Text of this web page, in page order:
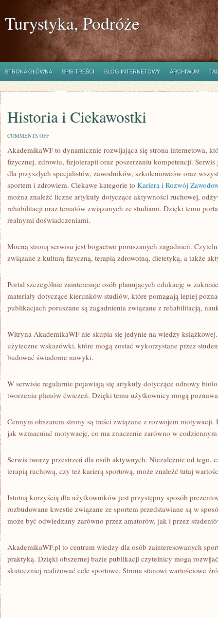
Turystyka, Podróże
STRONA GŁÓWNA SPIS TREŚCI BLOG INTERNETOWY ARCHIWUM
Historia i Ciekawostki
COMMENTS OFFON
I
CIEKAWOSTKI
AkademikaWF to dynamicznie rozwijająca się strona internetowa,
fizycznej, zdrowiu, fizjoterapii oraz poszerzaniu kompetencji. Serwis
dla przyszłych specjalistów, zawodników, szkoleniowców oraz
sportem i zdrowiem. Ciekawe kategorie to Kariera i Rozwój
można znaleźć liczne artykuły dotyczące aktywności ruchowej,
rehabilitacji oraz tematów związanych ze studiami. Dzięki temu
realnymi doświadczeniami.
Mocną stroną serwisu jest bogactwo poruszanych zagadnień.
związane z kulturą fizyczną, terapią zdrowotną, dietetyką, a także
Portal szczególnie zainteresuje osób planujących edukację w
materiały dotyczące kierunków studiów, które pomagają lepiej
publikacjach poruszane są zagadnienia związane z rehabilitacją,
Witryna AkademikaWF nie skupia się jedynie na wiedzy
użyteczne wskazówki, które mogą zostać wykorzystane przez
budować świadome nawyki.
W serwisie regularnie pojawiają się artykuły dotyczące odnowy
tworzeniu planów ćwiczeń. Dzięki temu użytkownicy mogą
Cennym obszarem strony są treści związane z rozwojem
jak wzmacniać motywację, co ma znaczenie zarówno w
Serwis tworzy przestrzeń dla osób aktywnych. Niezależnie od tego,
terapią ruchową, czy też karierą sportową, może znaleźć tutaj
Istotną korzyścią dla użytkowników jest przystępny sposób
rozbudowane kwestie związane ze sportem przedstawiane są w
może być odwiedzany zarówno przez amatorów, jak i przez
AkademikaWF.pl to centrum wiedzy dla osób zainteresowanych
praktyką. Dzięki obszernej bazie publikacji czytelnicy mogą
skuteczniej realizować cele sportowe. Strona stanowi wartościowe